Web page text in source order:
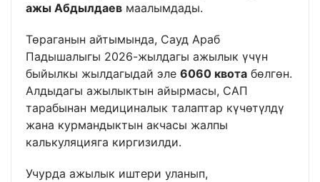
ажы Абдылдаев маалымдады.
Төраганын айтымында, Сауд Араб
Падышалыгы 2026-жылдагы ажылык үчүн
быйылкы жылдагыдай эле 6060 квота бөлгөн.
Алдыдагы ажылыктын айырмасы, САП
тарабынан медициналык талаптар күчөтүлдү
жана курмандыктын акчасы жалпы
калькуляцияга киргизилди.
Учурда ажылык иштери уланып,